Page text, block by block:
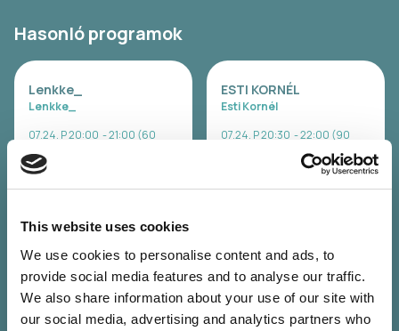
This website uses cookies
We use cookies to personalise content and ads, to
provide social media features and to analyse our traffic.
We also share information about your use of our site with
our social media, advertising and analytics partners who
Hasonló programok
Lenkke_
Lenkke_
07.24. P 20:00 - 21:00 (60
Lőtér x Közlekedési
Múzeum - Taliándörögd
ESTI KORNÉL
Esti Kornél
07.24. P 20:30 - 22:00 (90
Panoráma Színpad -
Kapolcs
SISI
Sisi
07.24. P 22:00 - 23:30 (90
ELEFÁNT
Elefánt
07.24. P 23:00 - 00:30 (90